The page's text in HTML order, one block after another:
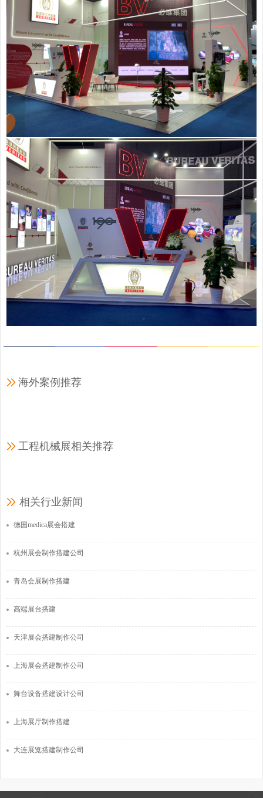
海外案例推荐
工程机械展相关推荐
相关行业新闻
德国medica展会搭建
杭州展会制作搭建公司
青岛会展制作搭建
高端展台搭建
天津展会搭建制作公司
上海展会搭建制作公司
舞台设备搭建设计公司
上海展厅制作搭建
大连展览搭建制作公司